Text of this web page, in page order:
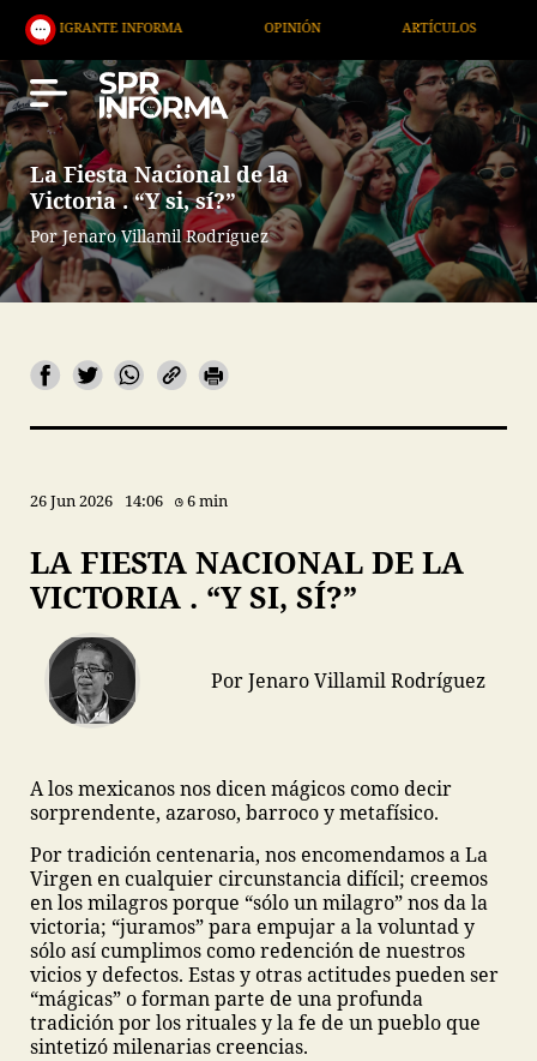
INFORMA OPINIÓN ARTÍCULOS ARTE /
La Fiesta Nacional de la
Victoria . “Y si, sí?”
Por Jenaro Villamil Rodríguez
26 Jun 2026 14:06 6 min
LA FIESTA NACIONAL DE LA
VICTORIA . “Y SI, SÍ?”
Por Jenaro Villamil Rodríguez
A los mexicanos nos dicen mágicos como decir
sorprendente, azaroso, barroco y metafísico.
Por tradición centenaria, nos encomendamos a La
Virgen en cualquier circunstancia difícil; creemos
en los milagros porque “sólo un milagro” nos da la
victoria; “juramos” para empujar a la voluntad y
sólo así cumplimos como redención de nuestros
vicios y defectos. Estas y otras actitudes pueden ser
“mágicas” o forman parte de una profunda
tradición por los rituales y la fe de un pueblo que
sintetizó milenarias creencias.